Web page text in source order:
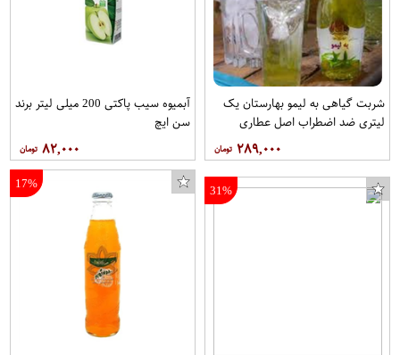
شربت گیاهی به لیمو بهارستان یک
لیتری ضد اضطراب اصل عطاری
۲۸۹,۰۰۰
آبمیوه سیب پاکتی 200 میلی لیتر برند
سن ایچ
۸۲,۰۰۰
31%
17%